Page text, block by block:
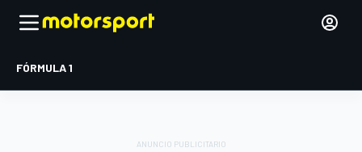
FÓRMULA 1